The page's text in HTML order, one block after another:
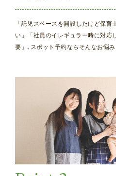
「託児スペースを開設したけど保
い」「社員のイレギュラー時に対応
要」､スポット予約ならそんなお悩